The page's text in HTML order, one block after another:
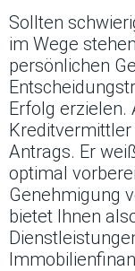
Sollten
im Wege
persönlichen
Erfolg
Antrags. Er
optimal
Genehmigung
bietet Ihnen